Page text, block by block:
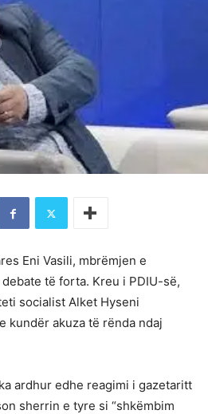
Eni Vasili, mbrëmjen e
të forta. Kreu i PDIU-së,
socialist Alket Hyseni
kundër akuza të rënda ndaj
ardhur edhe reagimi i gazetaritt
sherrin e tyre si “shkëmbim